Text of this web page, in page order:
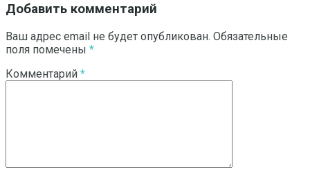
Добавить комментарий
Ваш адрес email не будет опубликован. Обязательные
поля помечены *
Комментарий *